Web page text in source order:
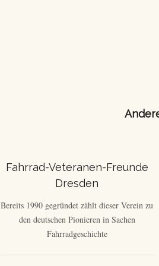
Fahrrad-Veteranen-Freunde
Dresden
Bereits 1990 gegründet zählt dieser Verein zu
den deutschen Pionieren in Sachen
Fahrradgeschichte